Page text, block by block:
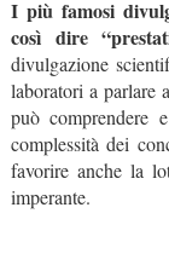
I più famosi
così dire
divulgazione
laboratori a parlare
può comprendere
complessità dei
favorire anche la
imperante.